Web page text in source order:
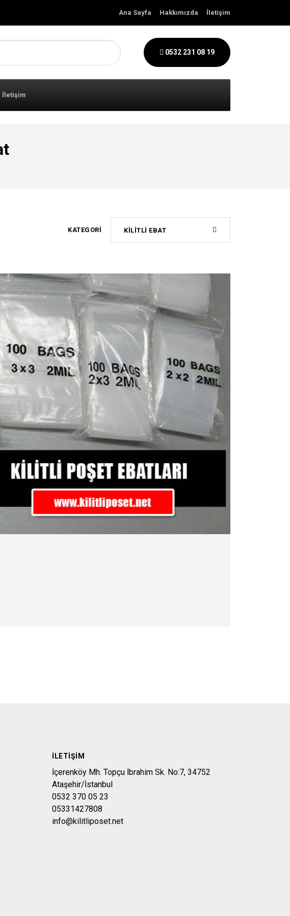
Ana Sayfa Hakkımızda İletişim
0532 231 08 19
İletişim
KATEGORI KILITLI EBAT
İLETIŞIM
İçerenköy Mh. Topçu İbrahim Sk. No:7, 34752
Ataşehir/İstanbul
0532 370 05 23
05331427808
info@kilitliposet.net